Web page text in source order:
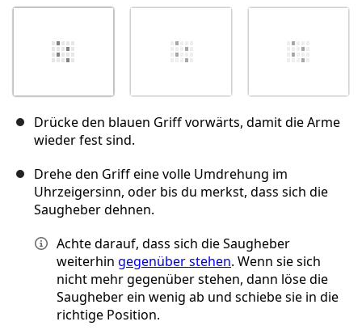
Drücke den blauen Griff vorwärts, damit die Arme
wieder fest sind.
Drehe den Griff eine volle Umdrehung im
Uhrzeigersinn, oder bis du merkst, dass sich die
Saugheber dehnen.
Achte darauf, dass sich die Saugheber
weiterhin gegenüber stehen. Wenn sie sich
nicht mehr gegenüber stehen, dann löse die
Saugheber ein wenig ab und schiebe sie in die
richtige Position.